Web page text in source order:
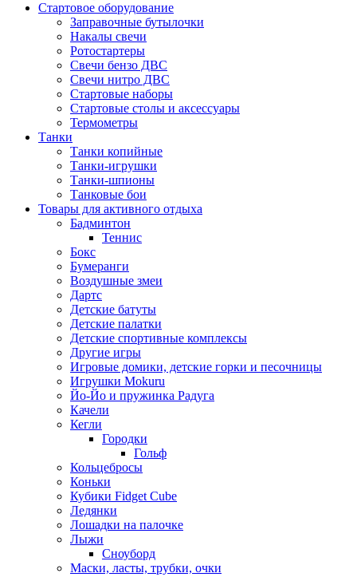
Стартовое оборудование
Заправочные бутылочки
Накалы свечи
Ротостартеры
Свечи бензо ДВС
Свечи нитро ДВС
Стартовые наборы
Стартовые столы и аксессуары
Термометры
Танки
Танки копийные
Танки-игрушки
Танки-шпионы
Танковые бои
Товары для активного отдыха
Бадминтон
Теннис
Бокс
Бумеранги
Воздушные змеи
Дартс
Детские батуты
Детские палатки
Детские спортивные комплексы
Другие игры
Игровые домики, детские горки и песочницы
Игрушки Mokuru
Йо-Йо и пружинка Радуга
Качели
Кегли
Городки
Гольф
Кольцебросы
Коньки
Кубики Fidget Cube
Ледянки
Лошадки на палочке
Лыжи
Сноуборд
Маски, ласты, трубки, очки